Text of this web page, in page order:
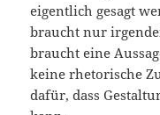
eigentlich gesagt
braucht nur
braucht eine
keine rhetorische
dafür, dass